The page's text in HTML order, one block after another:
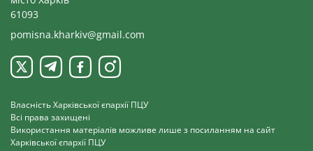
61093
pomisna.kharkiv@gmail.com
Власність Харківської єпархії ПЦУ
Всі права захищені
Використання матеріалів можливе лише з посиланням на сайт
Харківської єпархії ПЦУ